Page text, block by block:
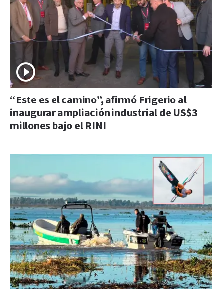
“Este es el camino”, afirmó Frigerio al
inaugurar ampliación industrial de US$3
millones bajo el RINI